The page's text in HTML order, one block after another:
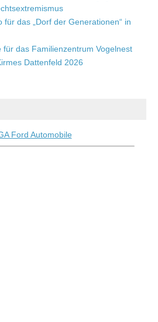
für das „Dorf der Generationen“ in
für das Familienzentrum Vogelnest
Dattenfeld 2026